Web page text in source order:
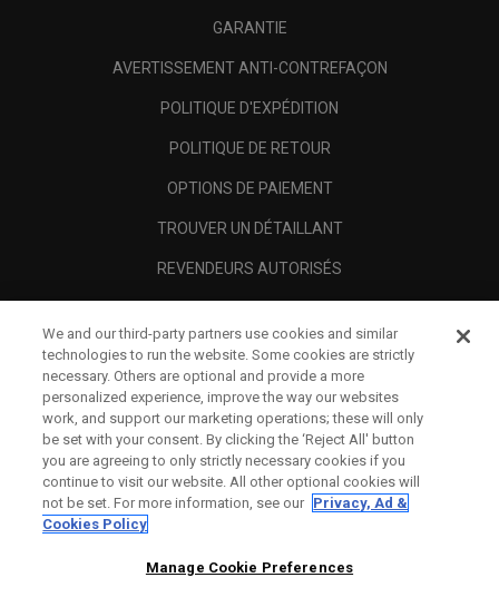
GARANTIE
AVERTISSEMENT ANTI-CONTREFAÇON
POLITIQUE D'EXPÉDITION
POLITIQUE DE RETOUR
OPTIONS DE PAIEMENT
TROUVER UN DÉTAILLANT
REVENDEURS AUTORISÉS
A PROPOS
MENTIONS LÉGALES
We and our third-party partners use cookies and similar
technologies to run the website. Some cookies are strictly
necessary. Others are optional and provide a more
personalized experience, improve the way our websites
work, and support our marketing operations; these will only
be set with your consent. By clicking the ‘Reject All' button
you are agreeing to only strictly necessary cookies if you
continue to visit our website. All other optional cookies will
not be set. For more information, see our Privacy, Ad &
Cookies Policy
Manage Cookie Preferences